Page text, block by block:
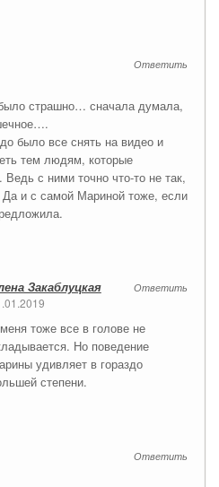
Ответить
страшно… сначала думала,
было все снять на видео и
тем людям, которые
Ведь с ними точно что-то не так,
Да и с самой Мариной тоже, если
Ответить
Закаблуцкая
тоже все в голове не
Но поведение
удивляет в гораздо
степени.
Ответить